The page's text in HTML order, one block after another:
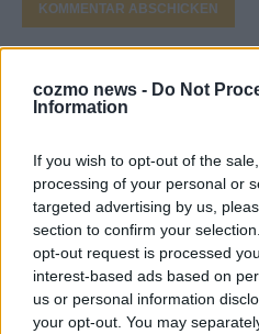
cozmo news - Do Not
Information
If you wish to opt-out of the
processing of your personal or
targeted advertising by us,
section to confirm your
opt-out request is processed
interest-based ads based on
us or personal information
your opt-out. You may
Monaco, Sallys Café,
Europa-Park 2026 macht
EXTRA
Juni 2026
KOMMENTAR